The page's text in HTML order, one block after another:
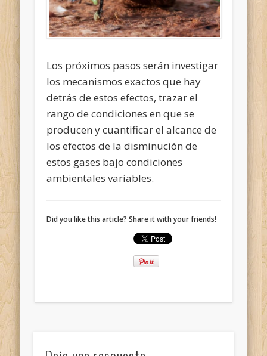
Los próximos pasos serán investigar
los mecanismos exactos que hay
detrás de estos efectos, trazar el
rango de condiciones en que se
producen y cuantificar el alcance de
los efectos de la disminución de
estos gases bajo condiciones
ambientales variables.
Did you like this article? Share it with your friends!